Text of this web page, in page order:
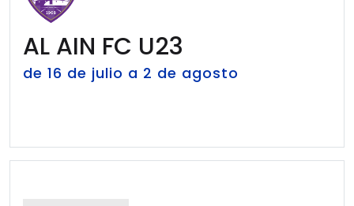
AL AIN FC U23
de 16 de julio a 2 de agosto